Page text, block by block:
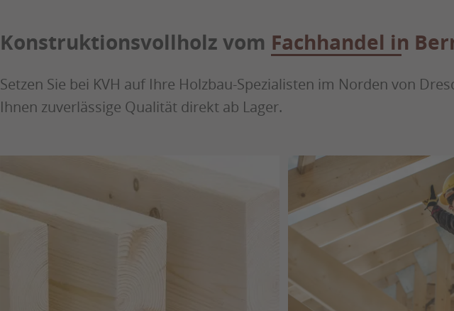
Konstruktionsvollholz vom Fachhandel in
Setzen Sie bei KVH auf Ihre Holzbau-Spezialisten im Norden von
Ihnen zuverlässige Qualität direkt ab Lager.